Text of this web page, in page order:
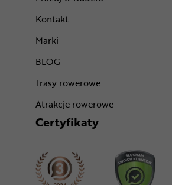
Kontakt
Marki
BLOG
Trasy rowerowe
Atrakcje rowerowe
Certyfikaty